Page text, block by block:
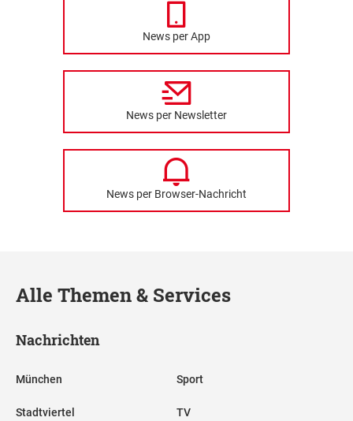
News per App
News per Newsletter
News per Browser-Nachricht
Alle Themen & Services
Nachrichten
München
Stadtviertel
Sport
TV